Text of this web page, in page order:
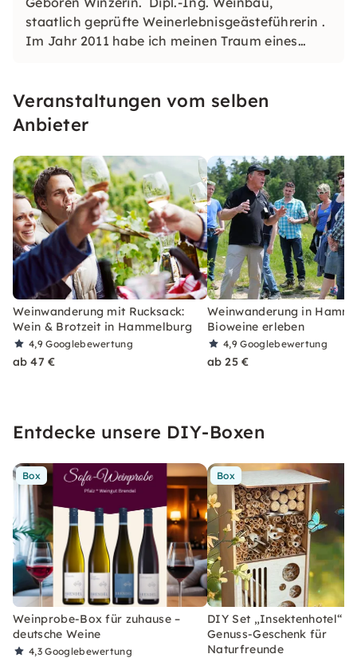
staatlich geprüfte Weinerlebnisgeästeführerin .
Im Jahr 2011 habe ich meinen Traum eines
Bioweinberge und Weinkeller.
Veranstaltungen vom selben
Anbieter
Weinwanderung mit Rucksack:
Wein & Brotzeit in Hammelburg
4,9Googlebewertung
ab 47 €
Weinwanderung in
Bioweine erleben
4,9Googlebewertung
ab 25 €
Entdecke unsere DIY-Boxen
Box
Weinprobe-Box für zuhause –
deutsche Weine
4,3Googlebewertung
Box
DIY Set „Insektenhotel“ –
Genuss-Geschenk für
Naturfreunde